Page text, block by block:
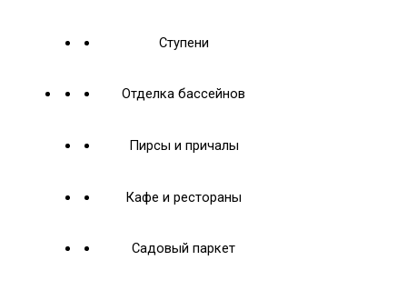
Ступени
Отделка бассейнов
Пирсы и причалы
Кафе и рестораны
Садовый паркет